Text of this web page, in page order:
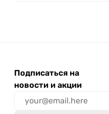
Подписаться на
новости и акции